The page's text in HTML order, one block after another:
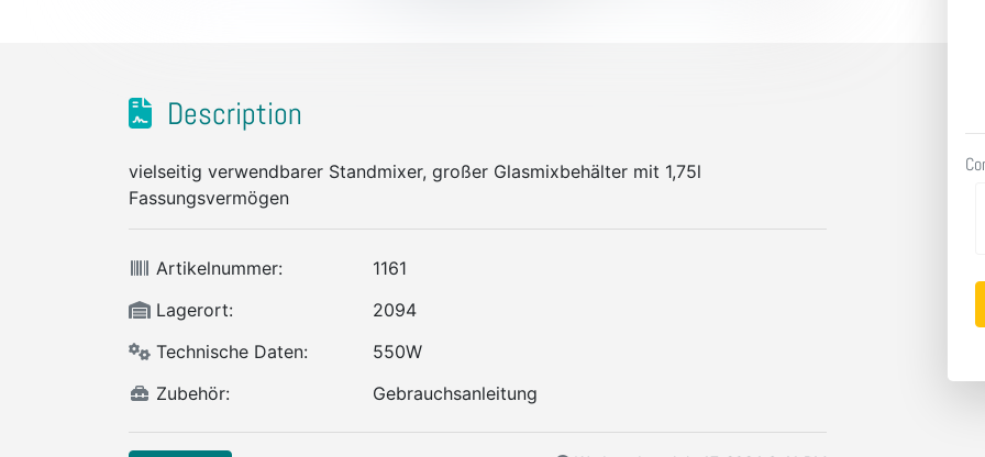
Description
vielseitig verwendbarer Standmixer, großer Glasmixbehälter mit 1,75l
Fassungsvermögen
Artikelnummer:
1161
Lagerort:
2094
Technische Daten:
550W
Zubehör:
Gebrauchsanleitung